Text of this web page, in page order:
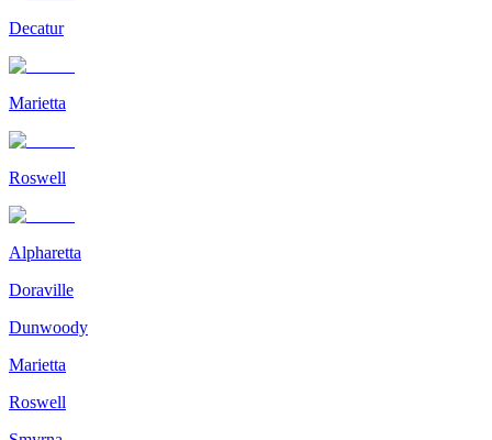
Decatur
Marietta
Roswell
Alpharetta
Doraville
Dunwoody
Marietta
Roswell